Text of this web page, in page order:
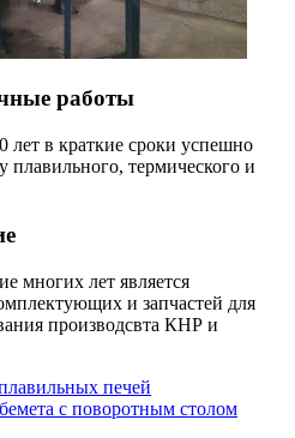
работы
в краткие сроки успешно
плавильного, термического и
многих лет является
и запчастей для
производсвта КНР и